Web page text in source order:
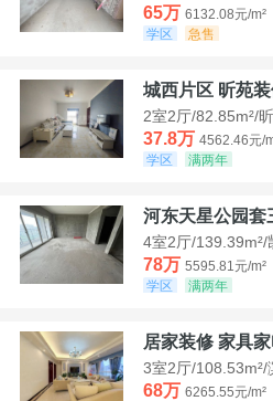
65万 6132.08元/m²
学区
急售
城西片区 昕苑
2室2厅/82.85m²/
37.8万 4562.46元/
学区
满两年
河东天星公园套
4室2厅/139.39m²/
78万 5595.81元/m²
学区
满两年
居家装修 家具
3室2厅/108.53m²/
68万 6265.55元/m²